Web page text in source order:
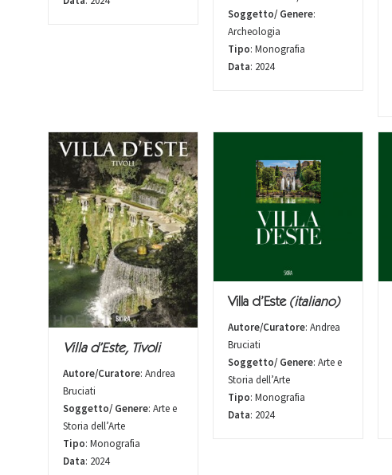
Soggetto/ Genere:
Archeologia
Tipo: Monografia
Data: 2024
Villa d’Este, Tivoli
Autore/Curatore: Andrea
Bruciati
Soggetto/ Genere: Arte e
Storia dell’Arte
Tipo: Monografia
Data: 2024
Villa d’Este (italiano)
Autore/Curatore: Andrea
Bruciati
Soggetto/ Genere: Arte e
Storia dell’Arte
Tipo: Monografia
Data: 2024